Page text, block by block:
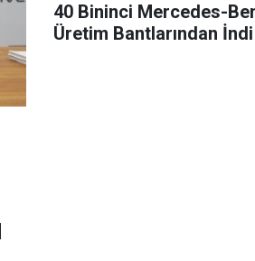
40 Bininci Mercedes-
Üretim Bantlarından İndi